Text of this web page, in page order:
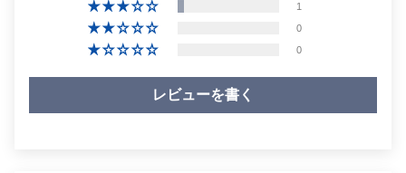
1
0
0
レビューを書く